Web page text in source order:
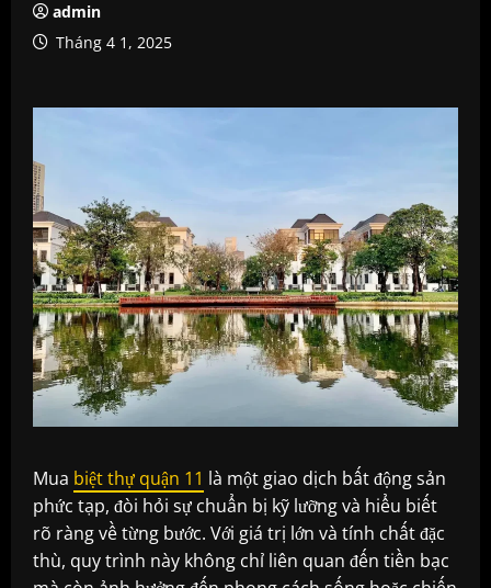
admin
Tháng 4 1, 2025
Mua biệt thự quận 11 là một giao dịch bất động sản
phức tạp, đòi hỏi sự chuẩn bị kỹ lưỡng và hiểu biết
rõ ràng về từng bước. Với giá trị lớn và tính chất đặc
thù, quy trình này không chỉ liên quan đến tiền bạc